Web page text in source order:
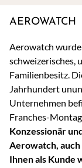
AEROWATCH
Aerowatch
schweizerisches,
Familienbesitz.
Jahrhundert
Unternehmen
Franches-
Konzessionär
Aerowatch,
Ihnen als Kunde